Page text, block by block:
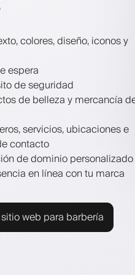
colores, diseño, iconos y
espera
de seguridad
de belleza y mercancía
servicios, ubicaciones e
contacto
de dominio personalizado
en línea con tu marca
web para barbería